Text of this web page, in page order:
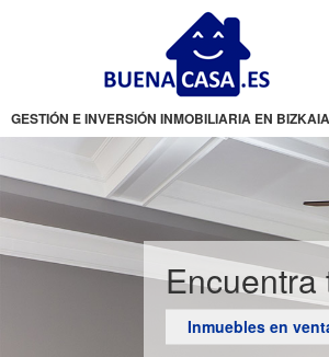
GESTIÓN E INVERSIÓN INMOBILIARIA EN
Encuentra
Inmuebles en